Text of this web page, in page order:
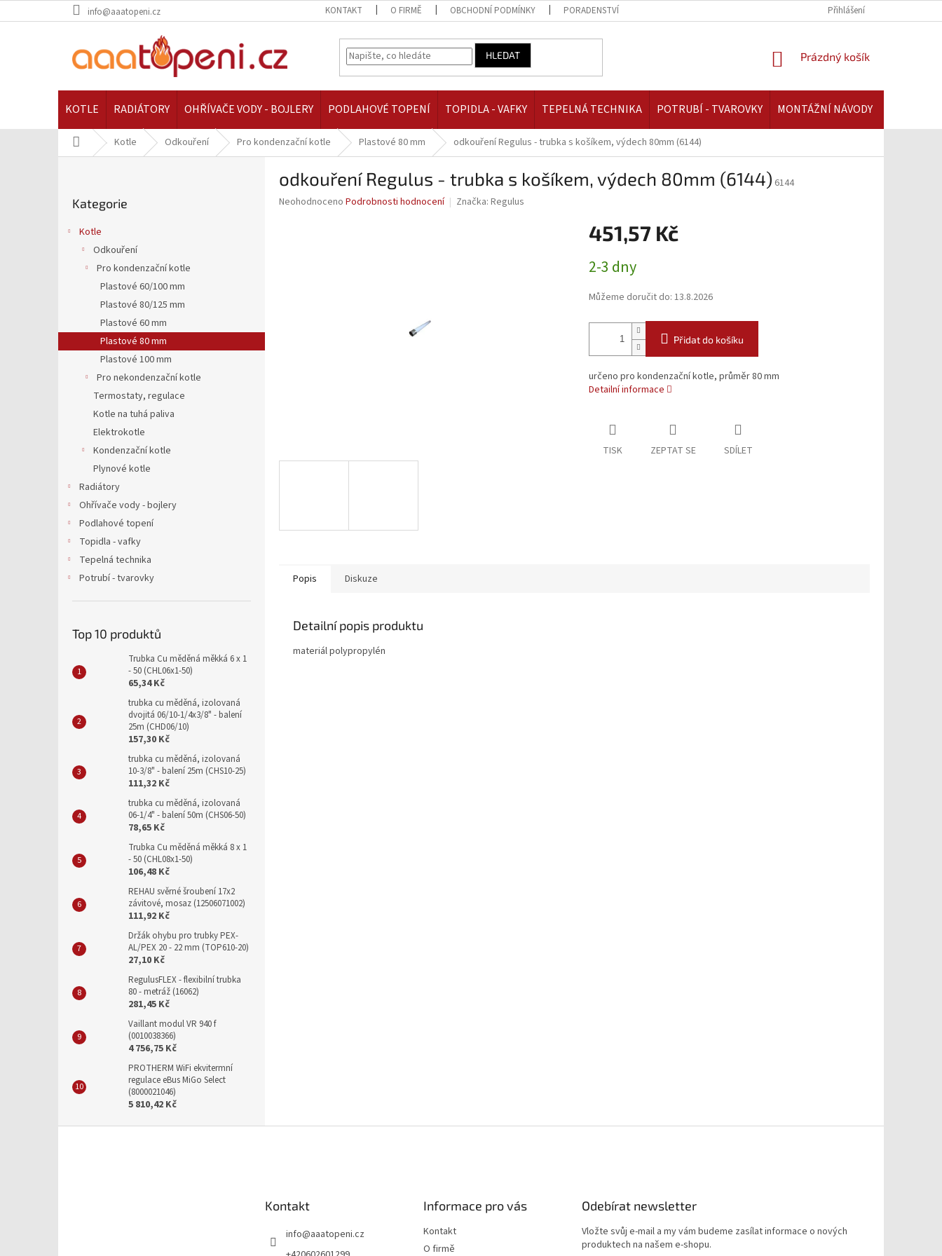
na
info@aaatopeni.cz KONTAKT O FIRMĚ OBCHODNÍ PODMÍNKY PORADENSTVÍ PLATBA A DOPRAVA |
Přihlášení
HLEDAT
NÁKUPNÍ
Prázdný košík
KOTLE RADIÁTORY OHŘÍVAČE VODY - BOJLERY PODLAHOVÉ TOPENÍ TOPIDLA - VAFKY TEPELNÁ TECHNIKA POTRUBÍ - TVAROVKY MONTÁŽNÍ NÁVODY
Domů Kotle Odkouření Pro kondenzační kotle Plastové 80 mm odkouření Regulus - trubka s košíkem, výdech 80mm (6144)
n
e
kategorie
Kategorie
Kotle
Odkouření
Pro kondenzační kotle
Plastové 60/100 mm
Plastové 80/125 mm
Plastové 60 mm
Plastové 80 mm
Plastové 100 mm
Pro nekondenzační kotle
Termostaty, regulace
Kotle na tuhá paliva
Elektrokotle
Kondenzační kotle
Plynové kotle
Radiátory
Ohřívače vody - bojlery
Podlahové topení
Topidla - vafky
Tepelná technika
Potrubí - tvarovky
Top 10 produktů
Trubka Cu měděná měkká 6 x 1
- 50 (CHL06x1-50)
65,34 Kč
trubka cu měděná, izolovaná
dvojitá 06/10-1/4x3/8" - balení
25m (CHD06/10)
157,30 Kč
trubka cu měděná, izolovaná
10-3/8" - balení 25m (CHS10-25)
111,32 Kč
trubka cu měděná, izolovaná
06-1/4" - balení 50m (CHS06-50)
78,65 Kč
Trubka Cu měděná měkká 8 x 1
- 50 (CHL08x1-50)
106,48 Kč
REHAU svěrné šroubení 17x2
závitové, mosaz (12506071002)
111,92 Kč
Držák ohybu pro trubky PEX-
AL/PEX 20 - 22 mm (TOP610-20)
27,10 Kč
RegulusFLEX - flexibilní trubka
80 - metráž (16062)
281,45 Kč
Vaillant modul VR 940 f
(0010038366)
4 756,75 Kč
PROTHERM WiFi ekvitermní
regulace eBus MiGo Select
(8000021046)
5 810,42 Kč
odkouření Regulus - trubka s košíkem, výdech 80mm (6144) 6144
Průměrné
Neohodnoceno Podrobnosti hodnocení Značka: Regulus
451,57 Kč
cena:
2-3 dny
Můžeme doručit do: 13.8.2026
Přidat do košíku
určeno pro kondenzační kotle, průměr 80 mm
Detailní informace
TISK ZEPTAT SE SDÍLET
Popis Diskuze
Detailní popis produktu
materiál polypropylén
Kontakt
info@aaatopeni.cz
Informace pro vás
Kontakt
O firmě
Odebírat newsletter
Vložte svůj e-mail a my vám budeme zasílat informace o nových
produktech na našem e-shopu.